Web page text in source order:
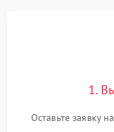
1.
Оставьте заявку